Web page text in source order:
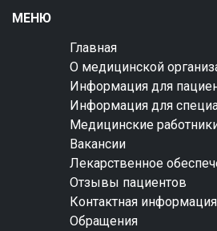
МЕНЮ
Главная
О медицинской
Информация для
Информация для
Медицинские
Вакансии
Лекарственное
Отзывы пациентов
Контактная информация
Обращения